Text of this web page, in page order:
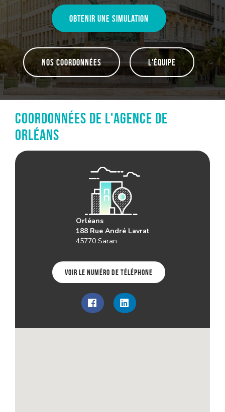
Obtenir une simulation
Nos coordonnées L'équipe
Coordonnées de l'agence de
Orléans
Orléans
188 Rue André Lavrat
45770 Saran
Voir le numéro de téléphone